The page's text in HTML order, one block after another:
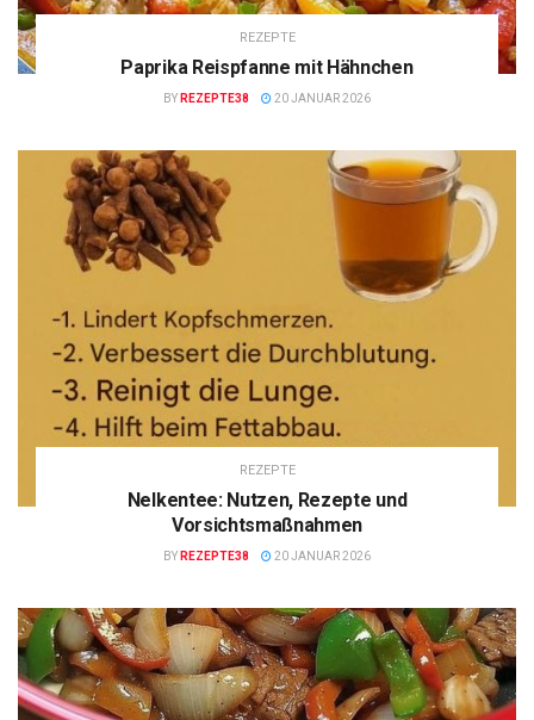
REZEPTE
Paprika Reispfanne mit Hähnchen
BY REZEPTE38 20 JANUAR 2026
REZEPTE
Nelkentee: Nutzen, Rezepte und
Vorsichtsmaßnahmen
BY REZEPTE38 20 JANUAR 2026